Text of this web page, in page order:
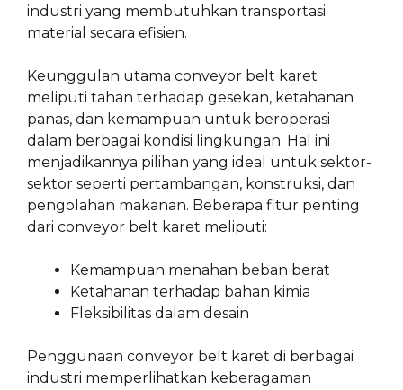
industri yang membutuhkan transportasi
material secara efisien.
Keunggulan utama conveyor belt karet
meliputi tahan terhadap gesekan, ketahanan
panas, dan kemampuan untuk beroperasi
dalam berbagai kondisi lingkungan. Hal ini
menjadikannya pilihan yang ideal untuk sektor-
sektor seperti pertambangan, konstruksi, dan
pengolahan makanan. Beberapa fitur penting
dari conveyor belt karet meliputi:
Kemampuan menahan beban berat
Ketahanan terhadap bahan kimia
Fleksibilitas dalam desain
Penggunaan conveyor belt karet di berbagai
industri memperlihatkan keberagaman